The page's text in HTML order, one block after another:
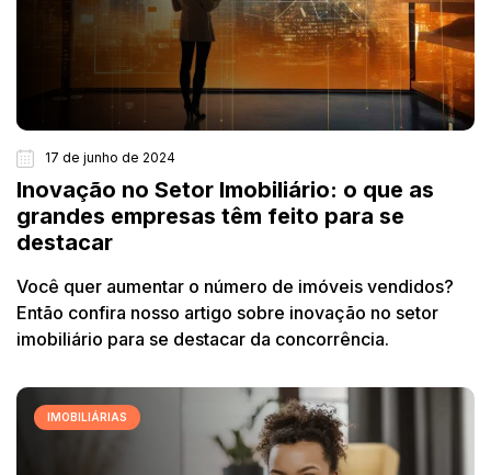
17 de junho de 2024
Inovação no Setor Imobiliário: o que as
grandes empresas têm feito para se
destacar
Você quer aumentar o número de imóveis vendidos?
Então confira nosso artigo sobre inovação no setor
imobiliário para se destacar da concorrência.
IMOBILIÁRIAS